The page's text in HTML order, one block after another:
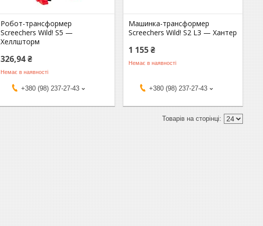
Робот-трансформер
Screechers Wild! S5 —
Хеллшторм
326,94 ₴
Немає в наявності
+380 (98) 237-27-43
Машинка-трансформер
Screechers Wild! S2 L3 — Хантер
1 155 ₴
Немає в наявності
+380 (98) 237-27-43